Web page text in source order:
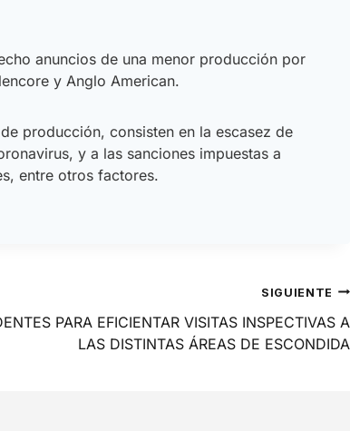
anuncios de una menor producción por
y Anglo American.
producción, consisten en la escasez de
y a las sanciones impuestas a
entre otros factores.
SIGUIENTE
PARA EFICIENTAR VISITAS INSPECTIVAS A
LAS DISTINTAS ÁREAS DE ESCONDIDA